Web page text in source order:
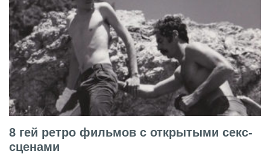
8 гей ретро фильмов с открытыми секс-
сценами